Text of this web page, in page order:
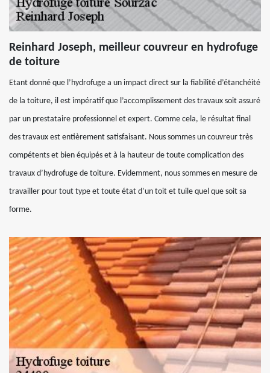
Reinhard Joseph, meilleur couvreur en hydrofuge
de toiture
Etant donné que l’hydrofuge a un impact direct sur la fiabilité d’étanchéité
de la toiture, il est impératif que l’accomplissement des travaux soit assuré
par un prestataire professionnel et expert. Comme cela, le résultat final
des travaux est entièrement satisfaisant. Nous sommes un couvreur très
compétents et bien équipés et à la hauteur de toute complication des
travaux d’hydrofuge de toiture. Evidemment, nous sommes en mesure de
travailler pour tout type et toute état d’un toit et tuile quel que soit sa
forme.